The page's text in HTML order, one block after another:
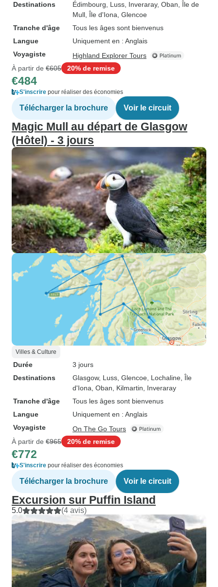
Destinations
Édimbourg , Luss , Inveraray, Oban , Île de
Mull , Île d'Iona , Glencoe
Tranche d'âge
Tous les âges sont bienvenus
Langue
Uniquement en : Anglais
Voyagiste
Highland Explorer Tours
À partir de €605 20% de remise
€484
S'inscrire pour réaliser des économies
Télécharger la brochure Voir le circuit
Magic Mull au départ de Glasgow
(Hôtel) - 3 jours
Villes & Culture
Durée
3 jours
Destinations
Glasgow, Luss , Glencoe , Lochaline , Île
d'Iona , Oban , Kilmartin , Inveraray
Tranche d'âge
Tous les âges sont bienvenus
Langue
Uniquement en : Anglais
Voyagiste
On The Go Tours
À partir de €965 20% de remise
€772
S'inscrire pour réaliser des économies
Télécharger la brochure Voir le circuit
Excursion sur Puffin Island
5.0 (4 avis)